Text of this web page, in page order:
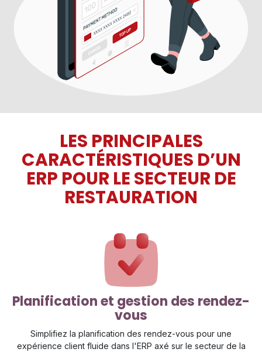
LES PRINCIPALES
CARACTÉRISTIQUES D’UN
ERP POUR LE SECTEUR DE
RESTAURATION
Planification et gestion des rendez-
vous
Simplifiez la planification des rendez-vous pour une
expérience client fluide dans l'ERP axé sur le secteur de la